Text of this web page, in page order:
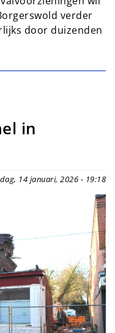
verder
door duizenden
in
14 januari, 2026 - 19:18